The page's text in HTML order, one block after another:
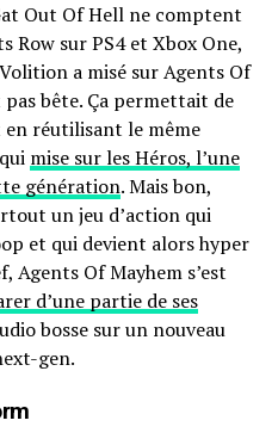
Out Of Hell ne comptent
Row sur PS4 et Xbox One,
a misé sur Agents Of
pas bête. Ça permettait de
réutilisant le même
mise sur les Héros, l’une
génération. Mais bon,
un jeu d’action qui
et qui devient alors hyper
Agents Of Mayhem s’est
d’une partie de ses
bosse sur un nouveau
gen.